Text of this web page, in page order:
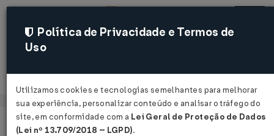
Acessar
Página Inicial Legislações
Política de Privacidade e Termos de
Uso
Utilizamos cookies e tecnologias semelhantes para melhorar
sua experiência, personalizar conteúdo e analisar o tráfego do
site, em conformidade com a Lei Geral de Proteção de Dados
(Lei nº 13.709/2018 – LGPD).